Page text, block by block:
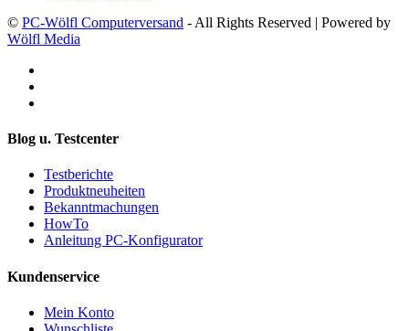
© PC-Wölfl Computerversand - All Rights Reserved | Powered by
Wölfl Media
Blog u. Testcenter
Testberichte
Produktneuheiten
Bekanntmachungen
HowTo
Anleitung PC-Konfigurator
Kundenservice
Mein Konto